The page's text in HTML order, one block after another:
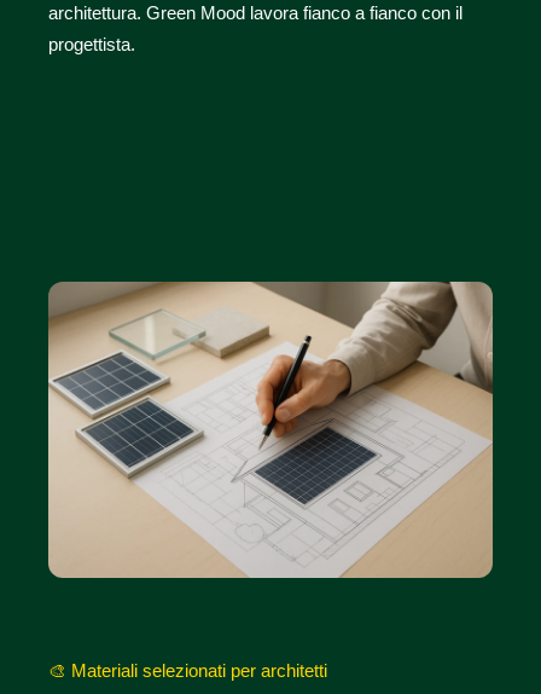
architettura. Green Mood lavora fianco a fianco con il
progettista.
🎨 Materiali selezionati per architetti